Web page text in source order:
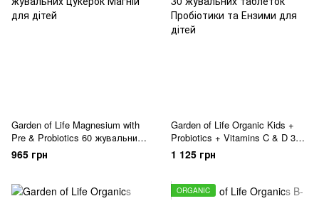
Garden of Life Magnesium with
Pre & Probiotics 60 жувальних
цукерок
965 грн
Garden of Life Organic Kids +
Probiotics + Vitamins C & D 30
жувальних таблеток
1 125 грн
ORGANIC